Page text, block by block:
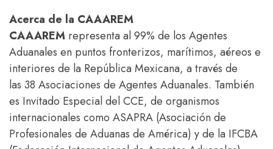
Acerca de la CAAAREM
CAAAREM representa al 99% de los Agentes
Aduanales en puntos fronterizos, marítimos, aéreos e
interiores de la República Mexicana, a través de
las 38 Asociaciones de Agentes Aduanales. También
es Invitado Especial del CCE, de organismos
internacionales como ASAPRA (Asociación de
Profesionales de Aduanas de América) y de la IFCBA